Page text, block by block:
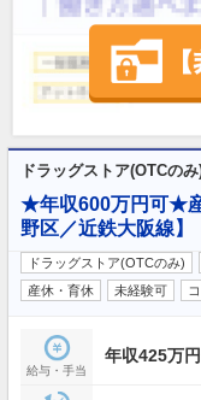
ドラッグストア(OTCの
★年収600万円可★
野区／近鉄大阪線
ドラッグストア(OTCのみ)
産休・育休
未経験可
給与・手当
年収425万